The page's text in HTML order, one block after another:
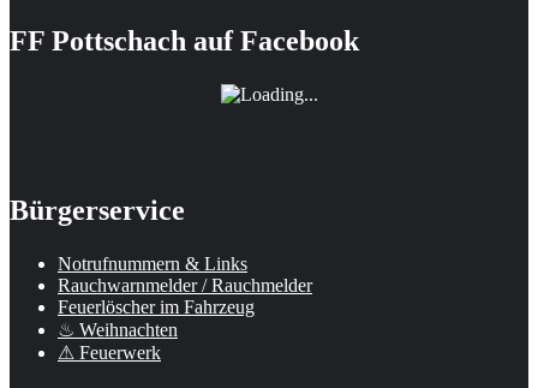
FF Pottschach auf Facebook
Bürgerservice
Notrufnummern & Links
Rauchwarnmelder / Rauchmelder
Feuerlöscher im Fahrzeug
♨ Weihnachten
⚠ Feuerwerk